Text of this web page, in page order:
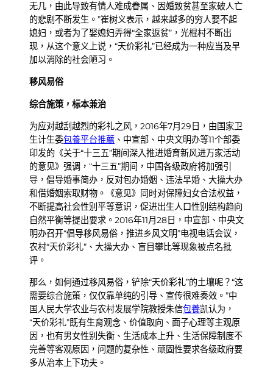
无几，由此导致有情人难成眷属、因婚致贫甚至家破人亡
的悲剧不断发生。”崔树义表示，越来越多的穷人娶不起
媳妇，或者为了娶媳妇弄得“全家返贫”，光棍村不断出
现，从这个意义上说，“天价彩礼”已经成为一种应当及早
加以消除的社会陋习。
移风易俗
综合施策，标本兼治
为应对越刮越烈的彩礼之风，2016年7月29日，由国家卫
生计生委包養平台推薦 、中宣部、中央文明办等11个部委
印发的《关于“十三五”期间深入推进婚育新风进万家活动
的意见》强调，“十三五”期间，中国各级政府将加强引
导，倡导婚事简办，反对包办婚姻、违法早婚、大操大办
和借婚姻索取财物。《意见》同时对保障妇女合法权益，
不断提高社会性别平等意识，促进出生人口性别结构趋向
自然平衡等提出要求。2016年11月28日，中宣部、中央文
明办召开“倡导移风易俗，推进乡风文明”电视电话会议，
农村“天价彩礼”、大操大办、盲目攀比等现象被点名批
评。
那么，如何通过移风易俗，铲除“天价彩礼”的土壤呢？“这
需要综合施策，仅仅靠单纯的引导、宣传很难奏效。”中
国人民大学农业与农村发展学院教授朱信包養凯认为，
“天价彩礼”既有生育观念、价值取向、面子心理等主观原
因，也有男女性别失衡、生活成本上升、生活保障制度不
完善等客观原因，问题的复杂性、顽固性要求各级政府要
多从治本上下功夫。